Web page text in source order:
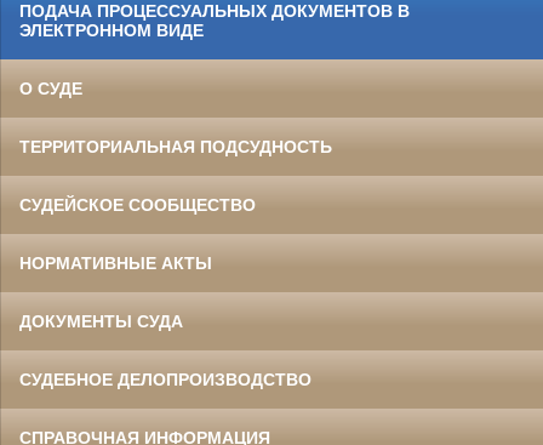
ПОДАЧА ПРОЦЕССУАЛЬНЫХ ДОКУМЕНТОВ В
ЭЛЕКТРОННОМ ВИДЕ
О СУДЕ
ТЕРРИТОРИАЛЬНАЯ ПОДСУДНОСТЬ
СУДЕЙСКОЕ СООБЩЕСТВО
НОРМАТИВНЫЕ АКТЫ
ДОКУМЕНТЫ СУДА
СУДЕБНОЕ ДЕЛОПРОИЗВОДСТВО
СПРАВОЧНАЯ ИНФОРМАЦИЯ